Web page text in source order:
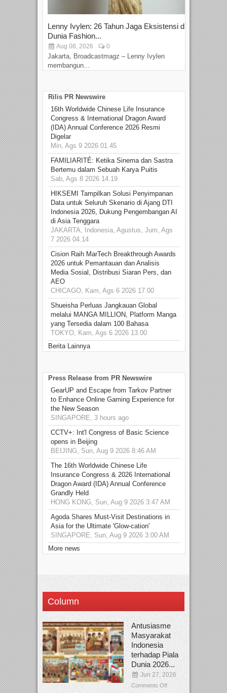
Lenny Ivylen: 26 Tahun Jaga Eksistensi di
Dunia Fashion...
Aug 08, 2026 0
Jakarta, Broadcastmagz – Lenny Ivylen
membangun...
Rilis PR Newswire
16th Worldwide Chinese Life Insurance
Congress & International Dragon Award
(IDA) Annual Conference 2026 Resmi
Digelar
Min, Ags 9 2026 01.45
FAMILIARITÉ: Ketika Sinema dan Sastra
Bertemu dalam Sebuah Karya Puitis
Sab, Ags 8 2026 14.19
HIKSEMI Tampilkan Solusi Penyimpanan
Data untuk Seluruh Skenario di Ajang DTI
Indonesia 2026, Dukung Pengembangan AI
di Asia Tenggara
JAKARTA, Indonesia, Agustus, Jum, Ags
7 2026 04.14
Cision Raih MarTech Breakthrough Awards
2026 untuk Pemantauan dan Analisis
Media Sosial, Distribusi Siaran Pers, dan
AEO
CHICAGO, Kam, Ags 6 2026 17.00
Shueisha Perluas Jangkauan Global
melalui MANGA MILLION, Platform Manga
yang Tersedia dalam 100 Bahasa
TOKYO, Kam, Ags 6 2026 13.00
Berita Lainnya
Press Release from PR Newswire
GearUP and Escape from Tarkov Partner
to Enhance Online Gaming Experience for
the New Season
SINGAPORE, 3 hours ago
CCTV+: Int'l Congress of Basic Science
opens in Beijing
BEIJING, Sun, Aug 9 2026 8:46 AM
The 16th Worldwide Chinese Life
Insurance Congress & 2026 International
Dragon Award (IDA) Annual Conference
Grandly Held
HONG KONG, Sun, Aug 9 2026 3:47 AM
Agoda Shares Must-Visit Destinations in
Asia for the Ultimate 'Glow-cation'
SINGAPORE, Sun, Aug 9 2026 3:00 AM
More news
Column
Antusiasme
Masyarakat
Indonesia
terhadap Piala
Dunia 2026...
Jun 27, 2026
Comments Off